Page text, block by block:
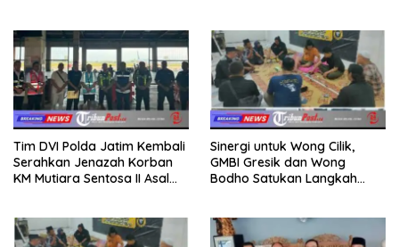
Tim DVI Polda Jatim Kembali
Serahkan Jenazah Korban
KM Mutiara Sentosa II Asal
Sinergi untuk Wong Cilik,
GMBI Gresik dan Wong
Bodho Satukan Langkah